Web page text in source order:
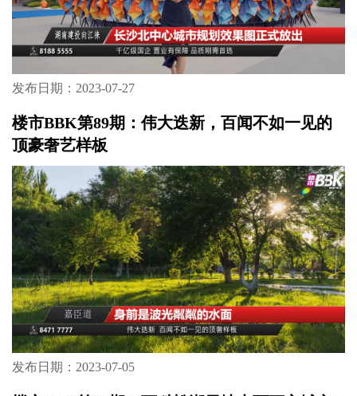
发布日期：2023-07-27
楼市BBK第89期：伟大迭新，百闻不如一见的
顶豪奢艺样板
发布日期：2023-07-05